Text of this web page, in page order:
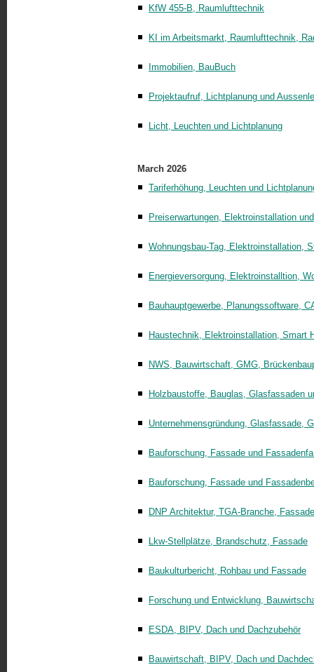
KfW 455-B, Raumlufttechnik
KI im Arbeitsmarkt, Raumlufttechnik,
Immobilien, BauBuch
Projektaufruf, Lichtplanung und
Licht, Leuchten und Lichtplanung
March 2026
Tariferhöhung, Leuchten und
Preiserwartungen, Elektroinstallation
Wohnungsbau-Tag, Elektroinstallation,
Energieversorgung, Elektroinstalltion,
Bauhauptgewerbe, Planungssoftware,
Haustechnik, Elektroinstallation, Smart
NWS, Bauwirtschaft, GMG,
Holzbaustoffe, Bauglas, Glasfassaden
Unternehmensgründung, Glasfassade,
Bauforschung, Fassade und
Bauforschung, Fassade und
DNP Architektur, TGA-Branche, Fassade
Lkw-Stellplätze, Brandschutz, Fassade
Baukulturbericht, Rohbau und Fassade
Forschung und Entwicklung,
ESDA, BIPV, Dach und Dachzubehör
Bauwirtschaft, BIPV, Dach und